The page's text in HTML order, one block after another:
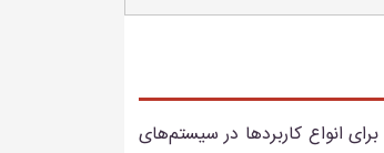
انواع کاربردها در سیستم‌های